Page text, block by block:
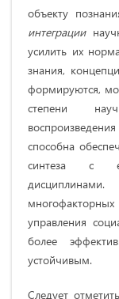
объекту
интеграции
усилить их
знания,
формируются,
степени
способна
синтеза с
многофакторных
управления
более
устойчивым.
Следует